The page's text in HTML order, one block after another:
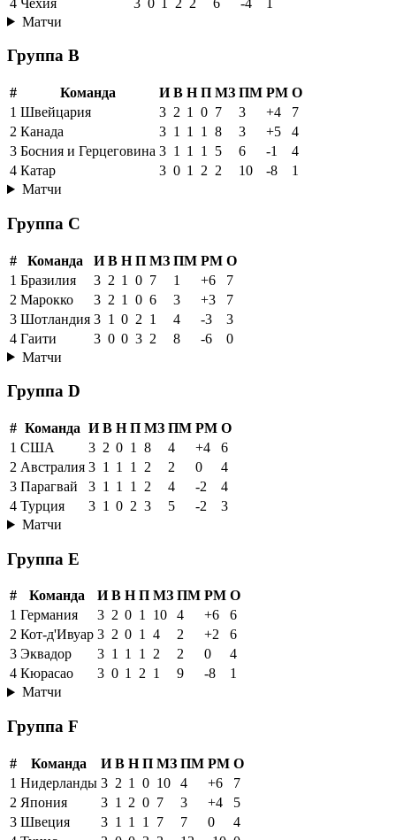
Матчи
Группа B
# Команда И В Н П МЗ ПМ РМ О
1 Швейцария 3 2 1 0 7 3 +4
7
2 Канада 3 1 1 1 8 3 +5
4
3 Босния и Герцеговина 3 1 1 1 5 6 -1
4
4 Катар 3 0 1 2 2 10 -8
1
Матчи
Группа C
# Команда И В Н П МЗ ПМ РМ О
1 Бразилия 3 2 1 0 7 1 +6
7
2 Марокко 3 2 1 0 6 3 +3
7
3 Шотландия 3 1 0 2 1 4 -3
3
4 Гаити 3 0 0 3 2 8 -6
0
Матчи
Группа D
# Команда И В Н П МЗ ПМ РМ О
1 США 3 2 0 1 8 4 +4
6
2 Австралия 3 1 1 1 2 2 0
4
3 Парагвай 3 1 1 1 2 4 -2
4
4 Турция 3 1 0 2 3 5 -2
3
Матчи
Группа E
# Команда И В Н П МЗ ПМ РМ О
1 Германия 3 2 0 1 10 4 +6
6
2 Кот-д'Ивуар 3 2 0 1 4 2 +2
6
3 Эквадор 3 1 1 1 2 2 0
4
4 Кюрасао 3 0 1 2 1 9 -8
1
Матчи
Группа F
# Команда И В Н П МЗ ПМ РМ О
1 Нидерланды 3 2 1 0 10 4 +6
7
2 Япония 3 1 2 0 7 3 +4
5
3 Швеция 3 1 1 1 7 7 0
4